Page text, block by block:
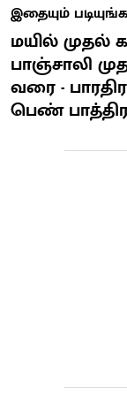
இதையும்
மயில் முதல்
பாஞ்சாலி
வரை -
பெண்